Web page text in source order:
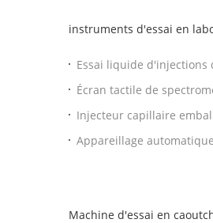
instruments d'essai en
Essai liquide d'injections
laboratoire CFR-11 LPC de
Écran tactile de
en phase gazeuse de
Injecteur capillaire
chromatographe en
Appareillage
Machine d'essai en